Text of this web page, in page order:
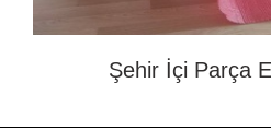
Şehir İçi Parça